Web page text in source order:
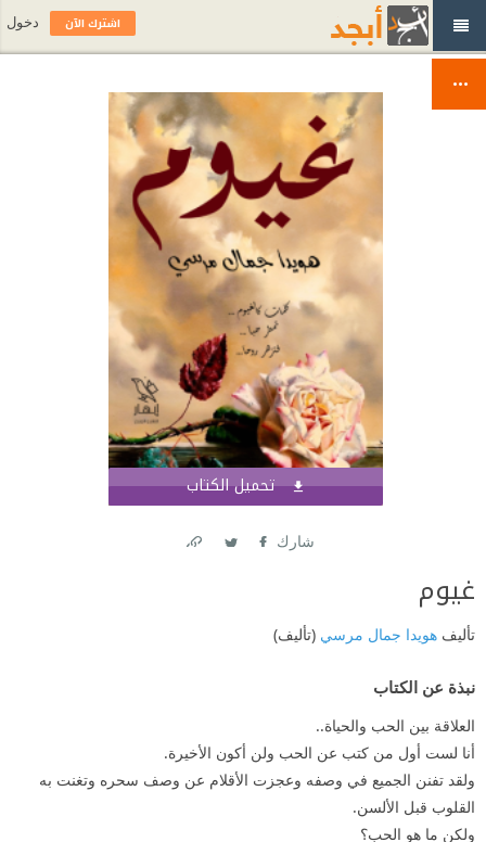
تحميل الكتاب
شارك
غيوم
تأليف هويدا جمال مرسي (تأليف)
نبذة عن الكتاب
العلاقة بين الحب والحياة..
أنا لست أول من كتب عن الحب ولن أكون الأخيرة.
ولقد تفنن الجميع في وصفه وعجزت الأقلام عن وصف سحره وتغنت به
القلوب قبل الألسن.
ولكن ما هو الحب؟
اشترك الآن دخول